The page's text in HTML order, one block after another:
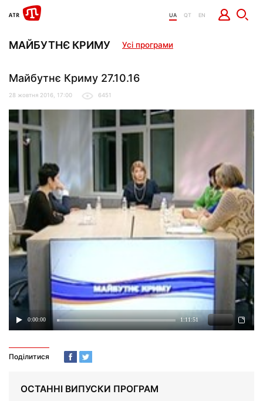
UA QT EN
МАЙБУТНЄ КРИМУ Усі програми
Майбутнє Криму 27.10.16
28 жовтня 2016, 17:00 6451
Поділитися
ОСТАННІ ВИПУСКИ ПРОГРАМ